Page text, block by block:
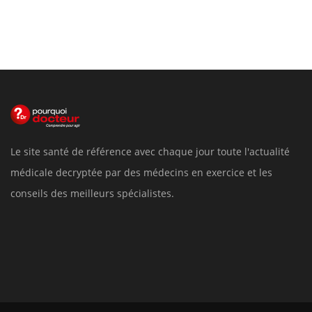
Le site santé de référence avec chaque jour toute l'actualité
médicale decryptée par des médecins en exercice et les
conseils des meilleurs spécialistes.